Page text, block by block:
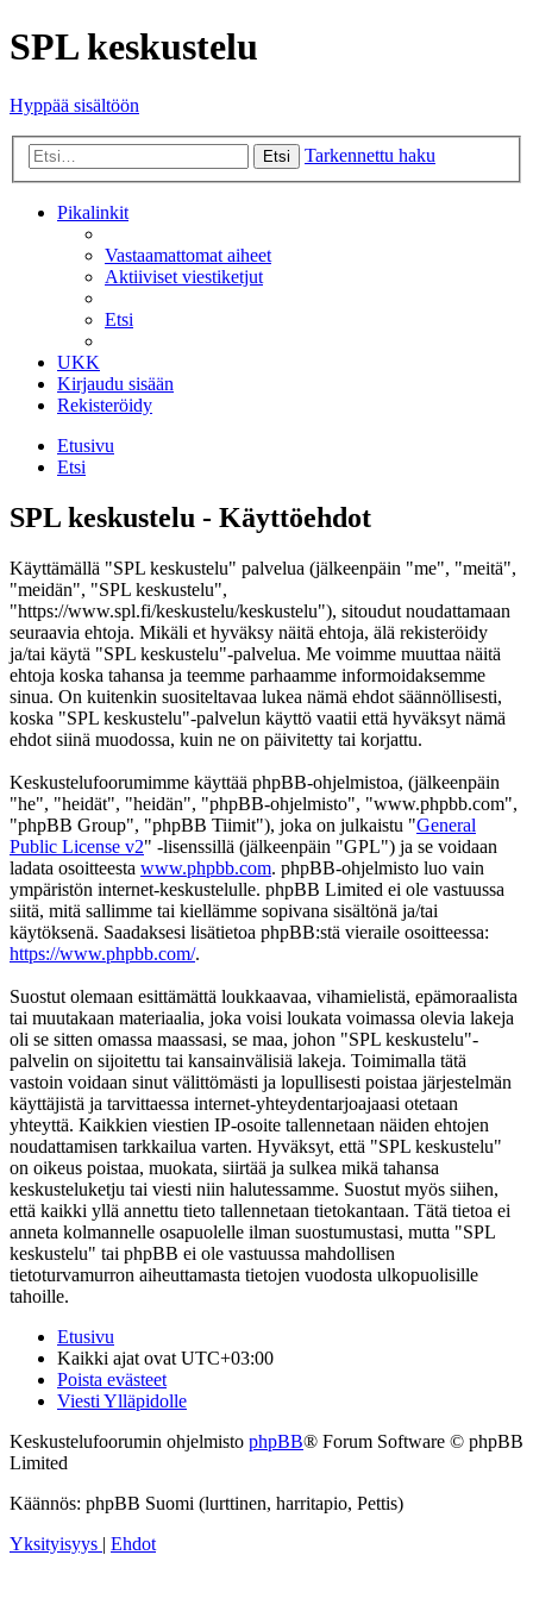
SPL keskustelu
Hyppää sisältöön
Etsi Tarkennettu haku
Pikalinkit
Vastaamattomat aiheet
Aktiiviset viestiketjut
Etsi
UKK
Kirjaudu sisään
Rekisteröidy
Etusivu
Etsi
SPL keskustelu - Käyttöehdot
Käyttämällä "SPL keskustelu" palvelua (jälkeenpäin "me", "meitä",
"meidän", "SPL keskustelu",
"https://www.spl.fi/keskustelu/keskustelu"), sitoudut noudattamaan
seuraavia ehtoja. Mikäli et hyväksy näitä ehtoja, älä rekisteröidy
ja/tai käytä "SPL keskustelu"-palvelua. Me voimme muuttaa näitä
ehtoja koska tahansa ja teemme parhaamme informoidaksemme
sinua. On kuitenkin suositeltavaa lukea nämä ehdot säännöllisesti,
koska "SPL keskustelu"-palvelun käyttö vaatii että hyväksyt nämä
ehdot siinä muodossa, kuin ne on päivitetty tai korjattu.
Keskustelufoorumimme käyttää phpBB-ohjelmistoa, (jälkeenpäin
"he", "heidät", "heidän", "phpBB-ohjelmisto", "www.phpbb.com",
"phpBB Group", "phpBB Tiimit"), joka on julkaistu "General
Public License v2" -lisenssillä (jälkeenpäin "GPL") ja se voidaan
ladata osoitteesta www.phpbb.com. phpBB-ohjelmisto luo vain
ympäristön internet-keskustelulle. phpBB Limited ei ole vastuussa
siitä, mitä sallimme tai kiellämme sopivana sisältönä ja/tai
käytöksenä. Saadaksesi lisätietoa phpBB:stä vieraile osoitteessa:
https://www.phpbb.com/.
Suostut olemaan esittämättä loukkaavaa, vihamielistä, epämoraalista
tai muutakaan materiaalia, joka voisi loukata voimassa olevia lakeja
oli se sitten omassa maassasi, se maa, johon "SPL keskustelu"-
palvelin on sijoitettu tai kansainvälisiä lakeja. Toimimalla tätä
vastoin voidaan sinut välittömästi ja lopullisesti poistaa järjestelmän
käyttäjistä ja tarvittaessa internet-yhteydentarjoajaasi otetaan
yhteyttä. Kaikkien viestien IP-osoite tallennetaan näiden ehtojen
noudattamisen tarkkailua varten. Hyväksyt, että "SPL keskustelu"
on oikeus poistaa, muokata, siirtää ja sulkea mikä tahansa
keskusteluketju tai viesti niin halutessamme. Suostut myös siihen,
että kaikki yllä annettu tieto tallennetaan tietokantaan. Tätä tietoa ei
anneta kolmannelle osapuolelle ilman suostumustasi, mutta "SPL
keskustelu" tai phpBB ei ole vastuussa mahdollisen
tietoturvamurron aiheuttamasta tietojen vuodosta ulkopuolisille
tahoille.
Etusivu
Kaikki ajat ovat UTC+03:00
Poista evästeet
Viesti Ylläpidolle
Keskustelufoorumin ohjelmisto phpBB® Forum Software © phpBB
Limited
Käännös: phpBB Suomi (lurttinen, harritapio, Pettis)
Yksityisyys | Ehdot